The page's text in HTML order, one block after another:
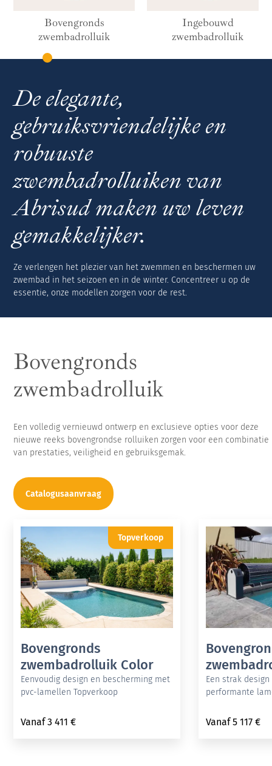
Bovengronds
zwembadrolluik
Ingebouwd
zwembadrolluik
De elegante,
gebruiksvriendelijke en
robuuste
zwembadrolluiken van
Abrisud maken uw leven
gemakkelijker.
Ze verlengen het plezier van het zwemmen en beschermen uw
zwembad in het seizoen en in de winter. Concentreer u op de
essentie, onze modellen zorgen voor de rest.
Bovengronds
zwembadrolluik
Een volledig vernieuwd ontwerp en exclusieve opties voor deze
nieuwe reeks bovengrondse rolluiken zorgen voor een combinatie
van prestaties, veiligheid en gebruiksgemak.
Catalogusaanvraag
Topverkoop
Bovengronds
zwembadrolluik Color
Eenvoudig design en bescherming met
pvc-lamellen Topverkoop
Vanaf3 411 €
Een strak
performante
Vanaf5 117 €
wandmontage